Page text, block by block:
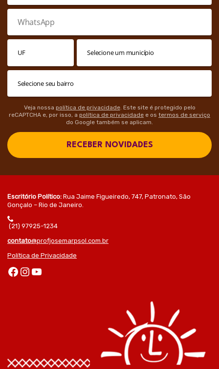
Veja nossa política de privacidade. Este site é protegido pelo
reCAPTCHA e, por isso, a política de privacidade e os termos de serviço
do Google também se aplicam.
RECEBER NOVIDADES
Escritório Político: Rua Jaime Figueiredo, 747, Patronato, São
Gonçalo – Rio de Janeiro.
(21) 97925-1234
contato@profjosemarpsol.com.br
Política de Privacidade
Facebook Instagram Youtube